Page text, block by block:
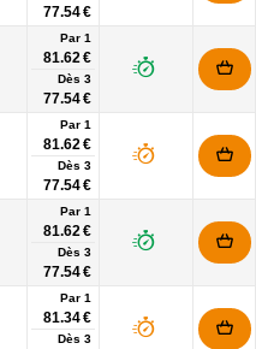
77.54 €
Par 1
81.62 €
Dès 3
77.54 €
Par 1
81.62 €
Dès 3
77.54 €
Par 1
81.62 €
Dès 3
77.54 €
Par 1
81.34 €
Dès 3